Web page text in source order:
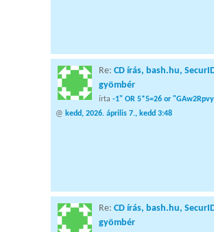
Re: CD írás, bash.hu,
gyömbér
írta -1" OR 5*5=26 or
@ kedd, 2026. április 7., kedd 3:48
Re: CD írás, bash.hu,
gyömbér